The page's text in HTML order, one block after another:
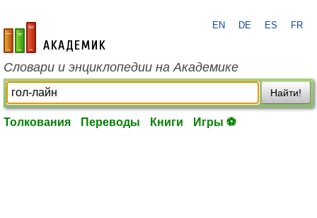
academic.ru
EN DE ES FR
Словари и энциклопедии на Академике
Найти!
Толкования Переводы Книги Игры ⚽